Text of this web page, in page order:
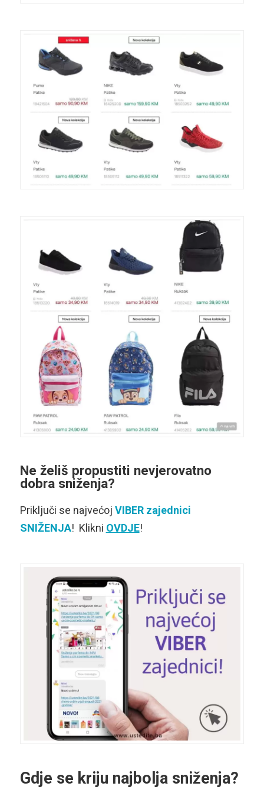
Ne želiš propustiti nevjerovatno
dobra sniženja?
Priključi se najvećoj VIBER zajednici
SNIŽENJA! Klikni OVDJE!
Gdje se kriju najbolja sniženja?